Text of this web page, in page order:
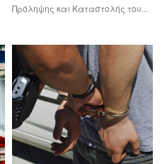
Πρόληψης και Καταστολής του...